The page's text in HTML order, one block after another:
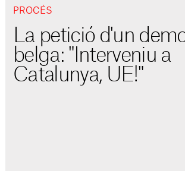
PROCÉS
La petició d'un
belga: "Interveniu a
Catalunya, UE!"